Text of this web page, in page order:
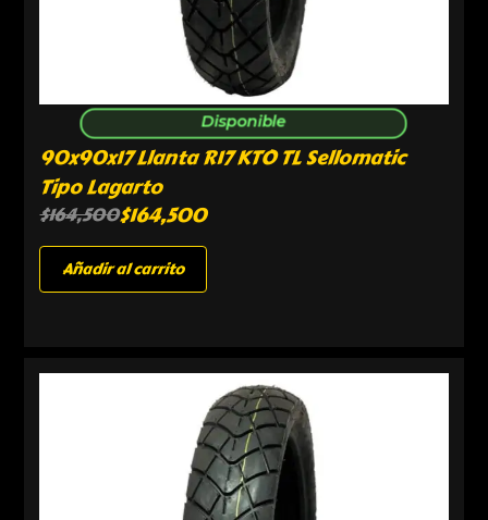
Disponible
90x90x17 Llanta R17 KTO TL Sellomatic
Tipo Lagarto
$164,500$164,500
Añadir al carrito